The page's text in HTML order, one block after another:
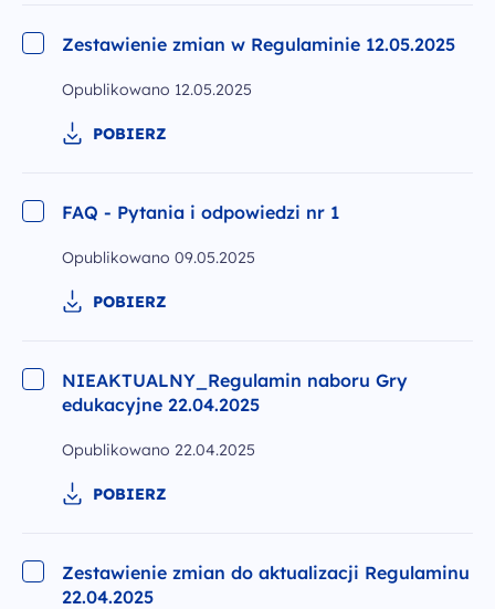
Zestawienie zmian w Regulaminie 12.05.2025
Opublikowano 12.05.2025
POBIERZ
FAQ - Pytania i odpowiedzi nr 1
Opublikowano 09.05.2025
POBIERZ
NIEAKTUALNY_Regulamin naboru Gry
edukacyjne 22.04.2025
Opublikowano 22.04.2025
POBIERZ
Zestawienie zmian do aktualizacji Regulaminu
22.04.2025